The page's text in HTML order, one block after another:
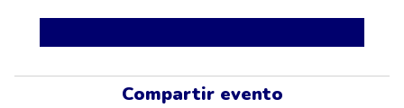
Compartir evento